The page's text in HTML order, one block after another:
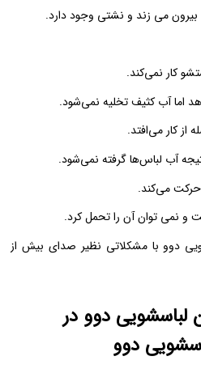
بیرون می زند و نشتی وجود دارد.
ﮐﺎر نمی‌کند.
اﻣﺎ آب ﮐﺜﯿﻒ ﺗﺨﻠﯿﻪ نمی‌شود.
از ﮐﺎر می‌افتد.
آب لباس‌ها ﮔﺮﻓﺘﻪ نمی‌شود.
می‌کند.
و نمی توان آن را تحمل کرد.
دوو با مشکلاتی نظیر صدای بیش از
لباسشویی دوو در
دوو